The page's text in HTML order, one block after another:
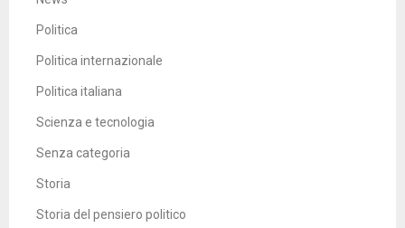
Politica
Politica internazionale
Politica italiana
Scienza e tecnologia
Senza categoria
Storia
Storia del pensiero politico